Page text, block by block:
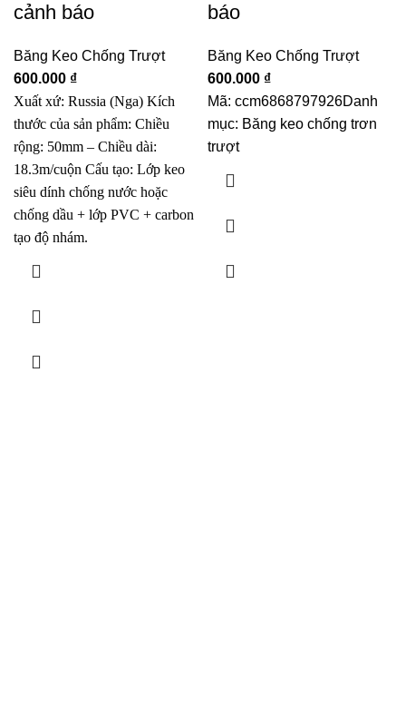
cảnh báo
Băng Keo Chống Trượt
600.000 ₫
Xuất xứ: Russia (Nga) Kích
thước của sản phẩm: Chiều
rộng: 50mm – Chiều dài:
18.3m/cuộn Cấu tạo: Lớp keo
siêu dính chống nước hoặc
chống dầu + lớp PVC + carbon
tạo độ nhám.
báo
Băng Keo Chống Trượt
600.000 ₫
Mã: ccm6868797926Danh
mục: Băng keo chống trơn
trượt